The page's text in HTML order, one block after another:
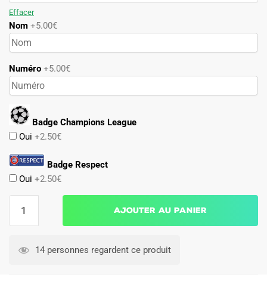
Effacer
Nom +5.00€
Numéro +5.00€
Badge Champions League
Oui +2.50€
Badge Respect
Oui +2.50€
Ajouter au panier
14 personnes regardent ce produit